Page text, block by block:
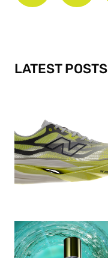
-
f
m
LATEST POSTS